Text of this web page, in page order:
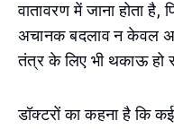
वातावरण में जाना होता है,
अचानक बदलाव न केवल
तंत्र के लिए भी थकाऊ हो
डॉक्टरों का कहना है कि